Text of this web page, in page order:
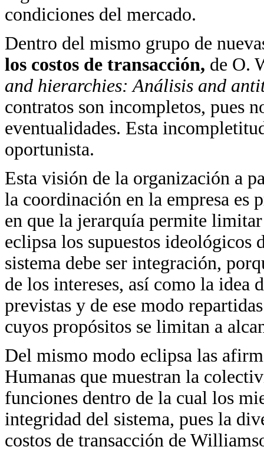
condiciones del mercado.
Dentro del mismo grupo de
los costos de transacción, de O.
and hierarchies: Análisis and
contratos son incompletos, pues
eventualidades. Esta
oportunista.
Esta visión de la organización a
la coordinación en la empresa es
en que la jerarquía permite
eclipsa los supuestos ideológicos
sistema debe ser integración,
de los intereses, así como la idea
previstas y de ese modo
cuyos propósitos se limitan a
Del mismo modo eclipsa las
Humanas que muestran la
funciones dentro de la cual los
integridad del sistema, pues la
costos de transacción de